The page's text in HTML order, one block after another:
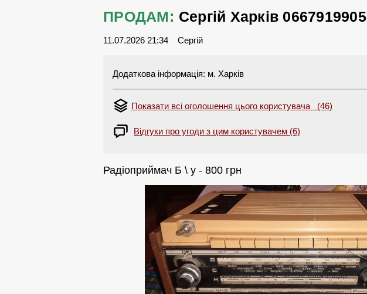
ПРОДАМ: Сергій Харків 0667919905
11.07.2026 21:34 Сергій
Додаткова інформація: м. Харків
Показати всі оголошення цього користувача (46)
Відгуки про угоди з цим користувачем (6)
Радіоприймач Б \ у - 800 грн